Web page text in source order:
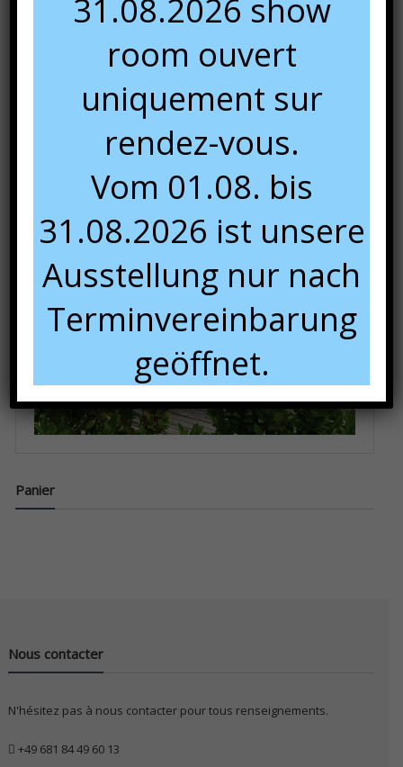
résistance aux égratignures, entretien facile avec des
Panier
Nous contacter
N'hésitez pas à nous contacter pour tous renseignements.
+49 681 84 49 60 13
31.08.2026 show
room ouvert
uniquement sur
rendez-vous.
Vom 01.08. bis
31.08.2026 ist unsere
Ausstellung nur nach
Terminvereinbarung
geöffnet.